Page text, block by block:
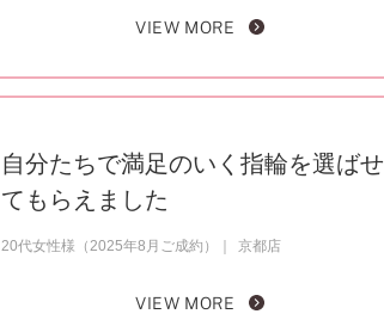
VIEW MORE
自分たちで満足のいく指輪を選ばせ
てもらえました
20代女性様（2025年8月ご成約） 京都店
VIEW MORE